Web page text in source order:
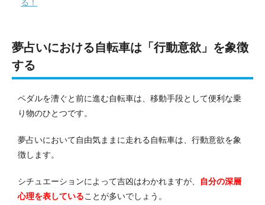
る！
夢占いにおける自転車は「行動意欲」を象徴
する
ペダルを漕ぐと前に進む自転車は、移動手段として便利な乗
り物のひとつです。
夢占いにおいて自由気ままに走れる自転車は、行動意欲を象
徴します。
シチュエーションによって吉凶はわかれますが、
自分の深層
心理を表していることが多いでしょう。